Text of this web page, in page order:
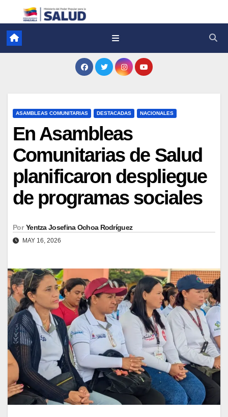
ASAMBLEAS COMUNITARIAS DESTACADAS NACIONALES
​En Asambleas
Comunitarias de Salud
planificaron despliegue
de programas sociales
Por Yentza Josefina Ochoa Rodríguez
MAY 16, 2026